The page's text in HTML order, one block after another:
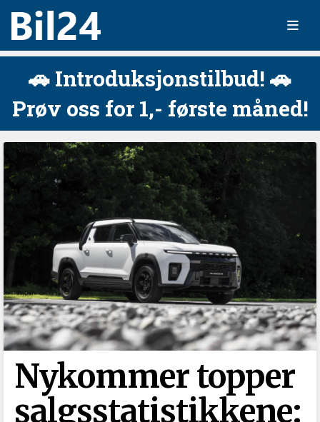
🚗 Introduksjonstilbud! 🚗
Prøv oss for 1,- første måned!
Nykommer topper
salgsstatistikkene: